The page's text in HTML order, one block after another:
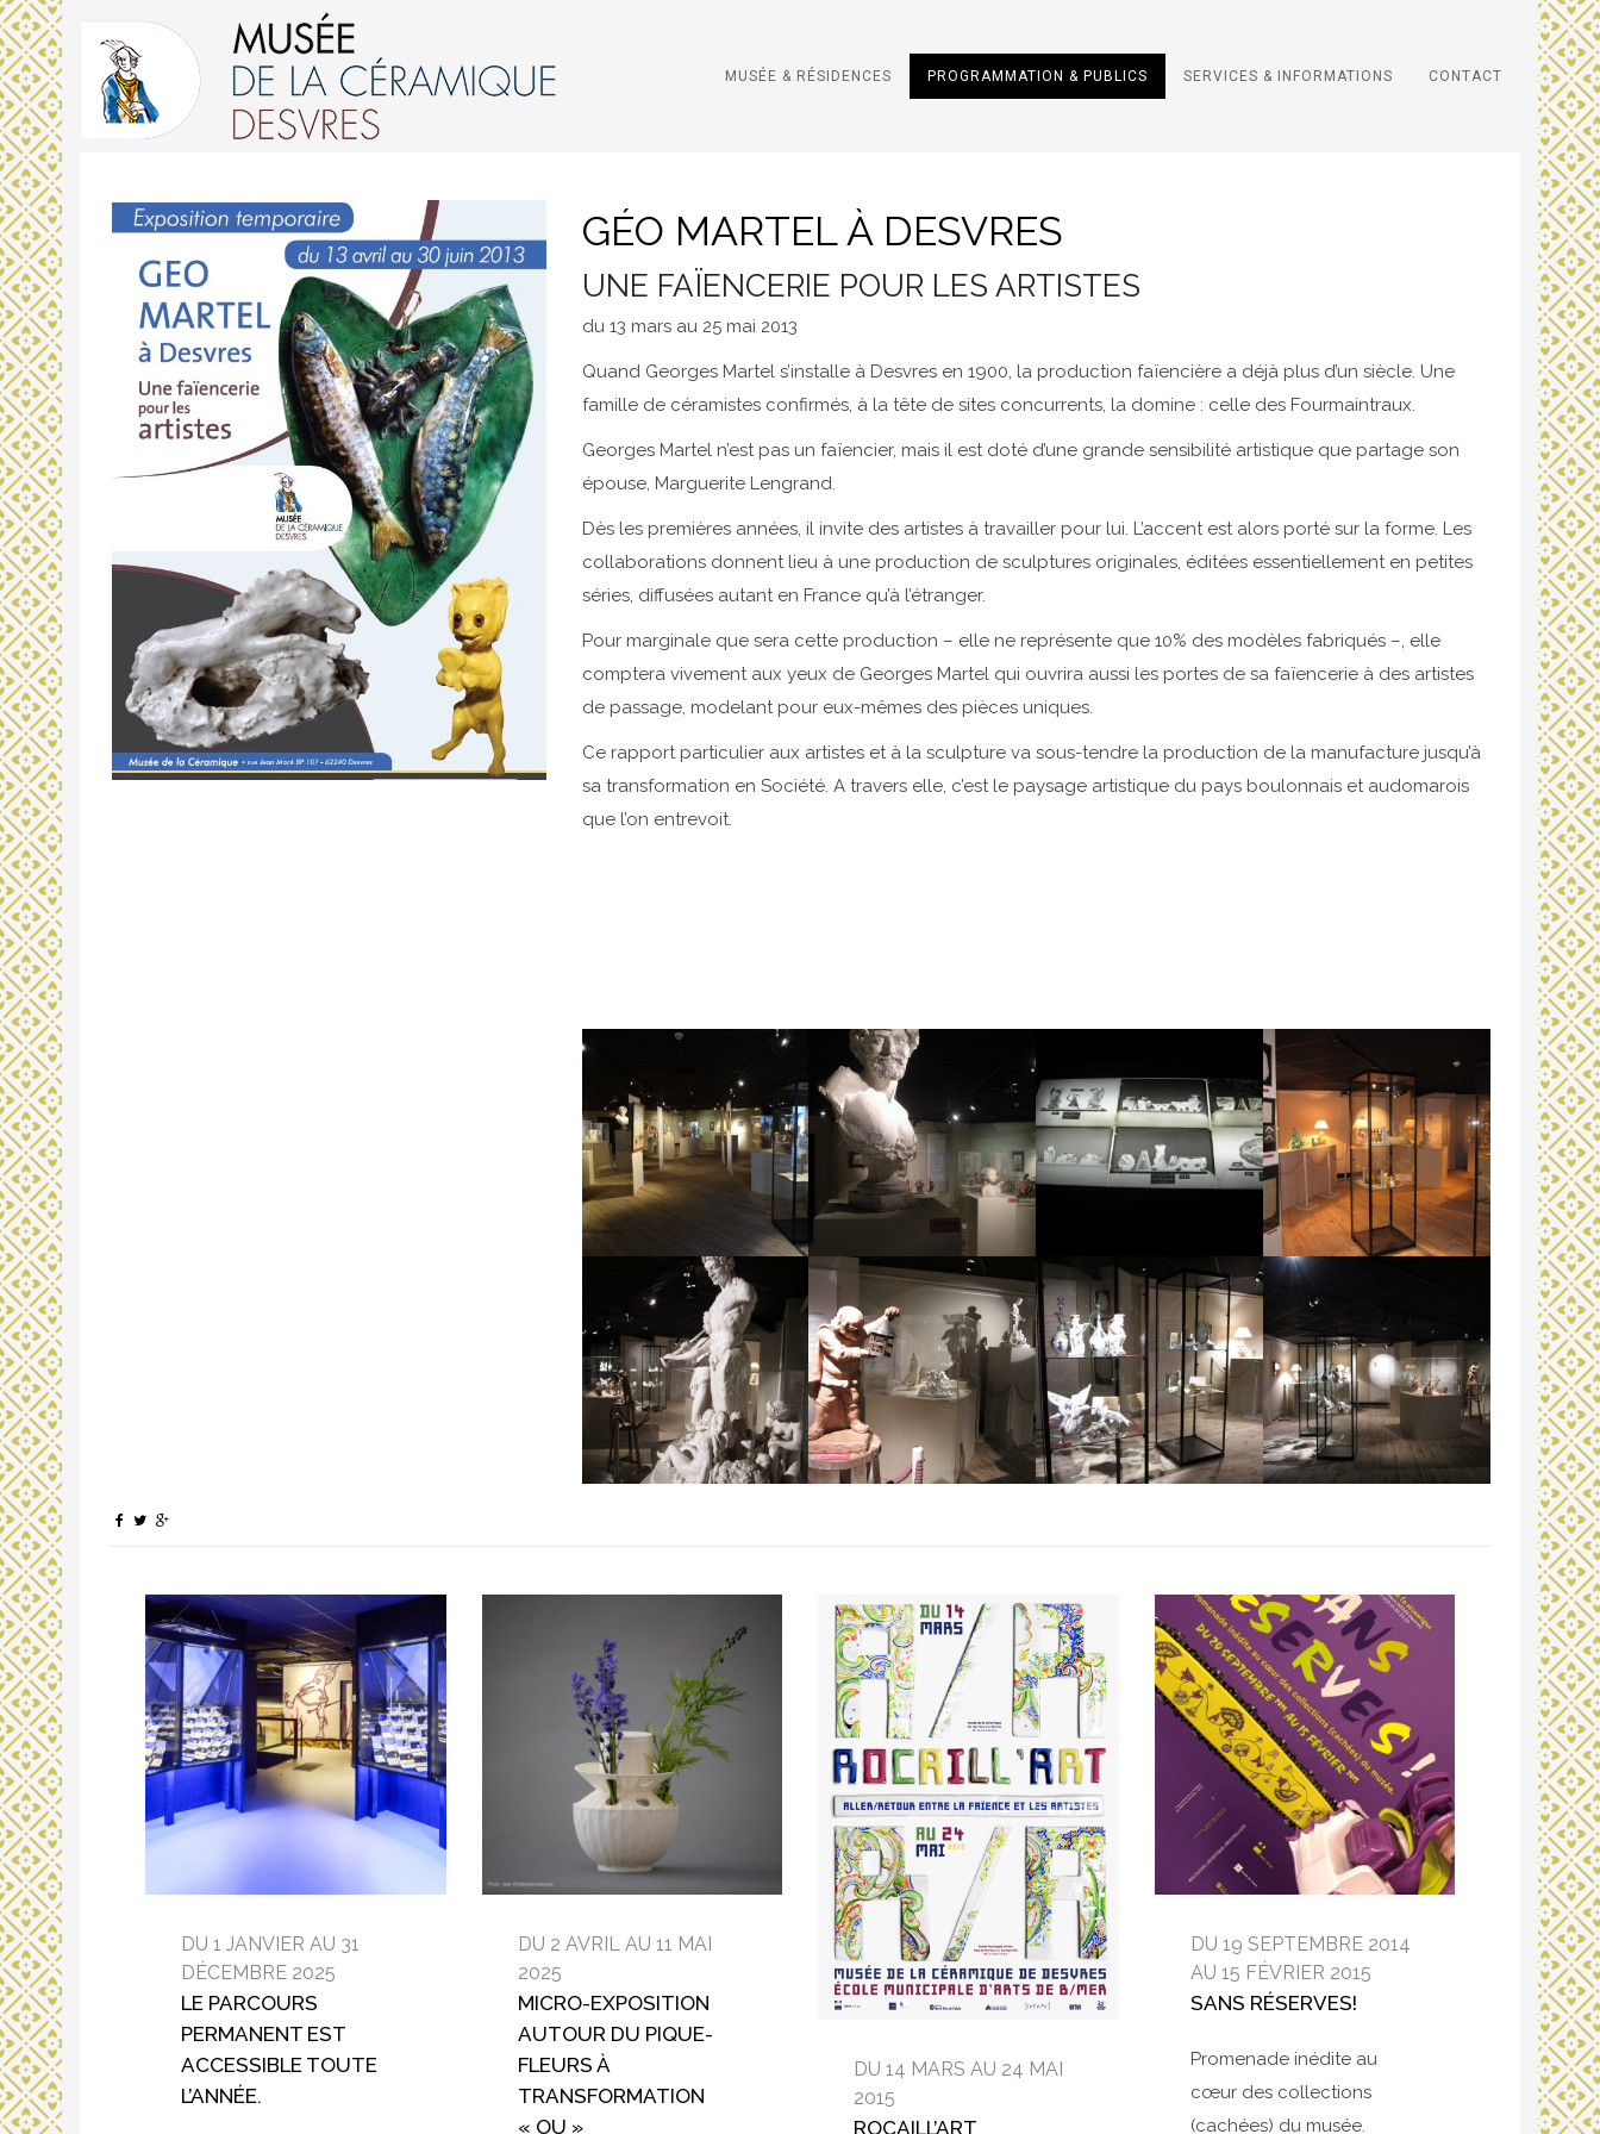
MUSÉE & RÉSIDENCES PROGRAMMATION & PUBLICS SERVICES & INFORMATIONS CONTACT
GÉO MARTEL À DESVRES
UNE FAÏENCERIE POUR LES ARTISTES
du 13 mars au 25 mai 2013
Quand Georges Martel s’installe à Desvres en 1900, la production faïencière a déjà plus d’un siècle. Une
famille de céramistes confirmés, à la tête de sites concurrents, la domine : celle des Fourmaintraux.
Georges Martel n’est pas un faïencier, mais il est doté d’une grande sensibilité artistique que partage son
épouse, Marguerite Lengrand.
Dès les premières années, il invite des artistes à travailler pour lui. L’accent est alors porté sur la forme. Les
collaborations donnent lieu à une production de sculptures originales, éditées essentiellement en petites
séries, diffusées autant en France qu’à l’étranger.
Pour marginale que sera cette production – elle ne représente que 10% des modèles fabriqués –, elle
comptera vivement aux yeux de Georges Martel qui ouvrira aussi les portes de sa faïencerie à des artistes
de passage, modelant pour eux-mêmes des pièces uniques.
Ce rapport particulier aux artistes et à la sculpture va sous-tendre la production de la manufacture jusqu’à
sa transformation en Société. A travers elle, c’est le paysage artistique du pays boulonnais et audomarois
que l’on entrevoit.
DU 1 JANVIER AU 31
DÉCEMBRE 2025
LE PARCOURS
PERMANENT EST
ACCESSIBLE TOUTE
L’ANNÉE.
DU 2 AVRIL AU 11 MAI
2025
MICRO-EXPOSITION
AUTOUR DU PIQUE-
FLEURS À
TRANSFORMATION
« OU »
DU 14 MARS AU 24 MAI
2015
ROCAILL’ART
DU 19 SEPTEMBRE 2014
AU 15 FÉVRIER 2015
SANS RÉSERVES!
Promenade inédite au
cœur des collections
(cachées) du musée.